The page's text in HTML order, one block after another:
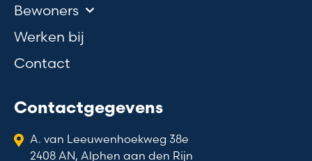
Bewoners
Werken bij
Contact
Contactgegevens
A. van Leeuwenhoekweg 38e
2408 AN, Alphen aan den Rijn